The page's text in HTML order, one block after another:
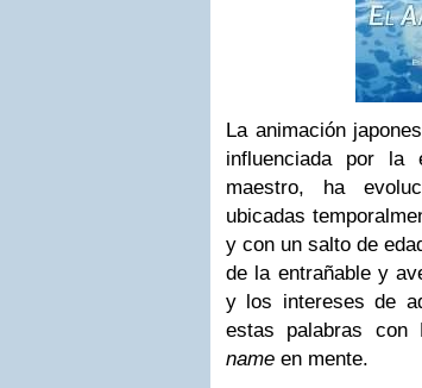
La animación
influenciada por la
maestro, ha
ubicadas
y con un salto de
de la entrañable y
y los intereses de
estas palabras con
name en mente.